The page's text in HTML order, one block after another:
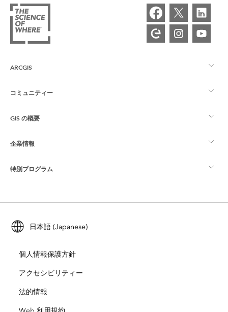
ARCGIS
ArcGIS の概要
マッピング
Esri ストア
コミュニティー
Esri Community
ArcGIS ブログ
Esri Young Professionals Network
GIS の概要
GIS とは
ロケーション インテリジェンス
トレーニング
ArcUser
ArcNews
ArcWatch
企業情報
Esri について
採用情報
オープンビジョン
特別プログラム
ArcGIS for Student Use
自然保護
教育機関
日本語 (Japanese)
個人情報保護方針
アクセシビリティー
法的情報